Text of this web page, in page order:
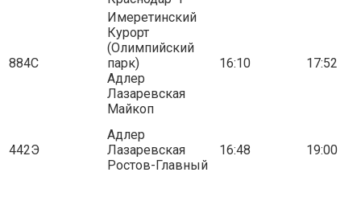
884С
Имеретинский
Курорт
(Олимпийский
парк)
Адлер
Лазаревская
Майкоп
16:10 17:52
442Э
Адлер
Лазаревская
Ростов-Главный
16:48 19:00